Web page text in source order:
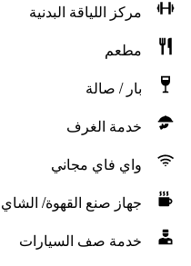
مركز اللياقة البدنية
مطعم
بار / صالة
خدمة الغرف
واي فاي مجاني
جهاز صنع القهوة/ الشاي
خدمة صف السيارات